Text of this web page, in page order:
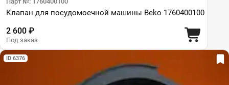
Клапан для посудомоечной машины Beko 1760400100
2 600 ₽
Под заказ
ID 6376